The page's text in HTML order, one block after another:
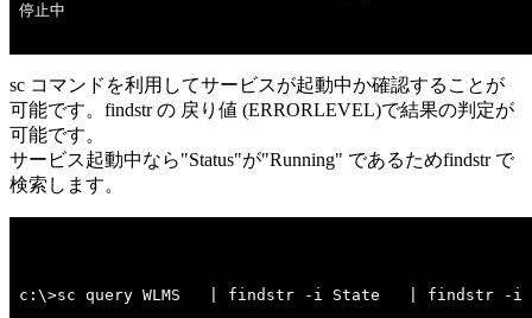
停止中
sc コマンドを利用してサービスが起動中か確認することが
可能です。findstr の 戻り値 (ERRORLEVEL)で結果の判定が
可能です。
サービス起動中なら"Status"が"Running" であるためfindstr で
検索します。
c:\>sc query WLMS   | findstr -i State   | findstr -i